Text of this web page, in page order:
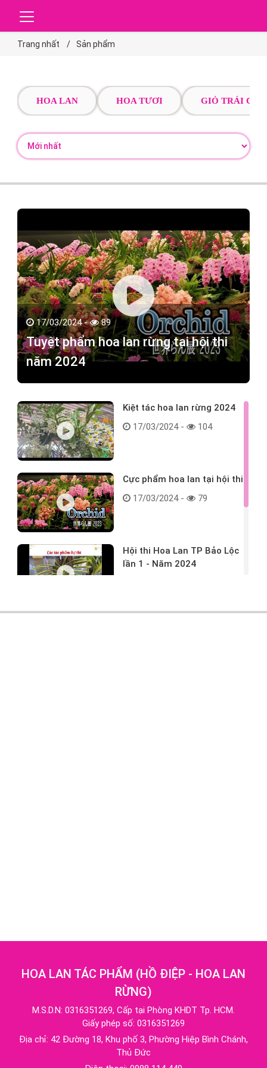
Trang nhất Sản phẩm
HOA LAN HOA TƯƠI GIỎ TRÁI CÂY
17/03/2024 - 89
Tuyệt phẩm hoa lan rừng tại hội thi
năm 2024
Kiệt tác hoa lan rừng 2024
17/03/2024 -
104
Cực phẩm hoa lan tại hội thi
17/03/2024 -
79
Hội thi Hoa Lan TP Bảo Lộc
lần 1 - Năm 2024
HOA LAN TÁC PHẨM (HỒ ĐIỆP - HOA LAN
RỪNG)
M.S.D.N: 0316351269, Cấp tại Phòng KHDT Tp. HCM.
Giấy phép số: 0316351269
Địa chỉ: 42 Đường 18, Khu phố 3, Phường Hiệp Bình Chánh,
Thủ Đức